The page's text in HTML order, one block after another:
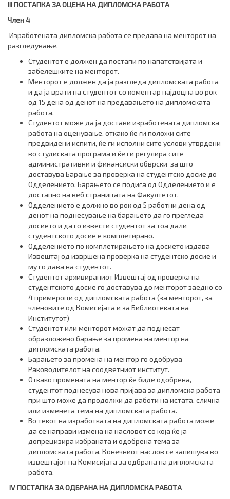
IIIПОСТАПКА ЗА ОЦЕНА НА ДИПЛОМСКА РАБОТА
Член 4
Изработената дипломска работа се предава на менторот на
разгледување.
Студентот е должен да постапи по напатствијата и
забелешките на менторот.
Менторот е должен да ја разгледа дипломската работа
и да ја врати на студентот со коментар најдоцна во рок
од 15 дена од денот на предавањето на дипломската
работа.
Студентот може да ја достави изработената дипломска
работа на оценување, откако ќе ги положи сите
предвидени испити, ќе ги исполни сите услови утврдени
во студиската програма и ќе ги регулира сите
административни и финансиски обврски за што
доставува Барање за проверка на студентско досие до
Одделението. Барањето се подига од Одделението и е
достапно на веб страницата на Факултетот.
Одделението е должно во рок од 5 работни дена од
денот на поднесување на барањето да го прегледа
досието и да го извести студентот за тоа дали
студентското досие е комплетирано.
Одделението по комплетирањето на досието издава
Извештај од извршена проверка на студентско досие и
му го дава на студентот.
Студентот архивираниот Извештај од проверка на
студентското досие го доставува до менторот заедно со
4 примероци од дипломската работа (за менторот, за
членовите од Комисијата и за Библиотеката на
Институтот)
Студентот или менторот можат да поднесат
образложено барање за промена на ментор на
дипломската работа.
Барањето за промена на ментор го одобрува
Раководителот на соодветниот институт.
Откако промената на ментор ќе биде одобрена,
студентот поднесува нова пријава за дипломска работа
при што може да продолжи да работи на истата, слична
или изменета тема на дипломската работа.
Во текот на изработката на дипломската работа може
да се направи измена на насловот со која ќе ја
допрецизира избраната и одобрена тема за
дипломската работа. Конечниот наслов се запишува во
извештајот на Комисијата за одбрана на дипломската
работа.
IVПОСТАПКА ЗА ОДБРАНА НА ДИПЛОМСКА РАБОТА